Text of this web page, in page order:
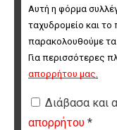
Αυτή η φόρμα
ταχυδρομείο και
παρακολουθούμε τα
Για περισσότερες
απορρήτου μας
Διάβασα και
απορρήτου *